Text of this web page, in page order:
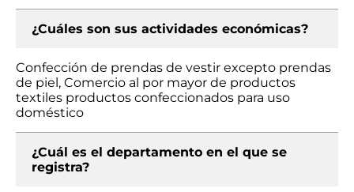
¿Cuáles son sus actividades económicas?
Confección de prendas de vestir excepto prendas
de piel, Comercio al por mayor de productos
textiles productos confeccionados para uso
doméstico
¿Cuál es el departamento en el que se
registra?